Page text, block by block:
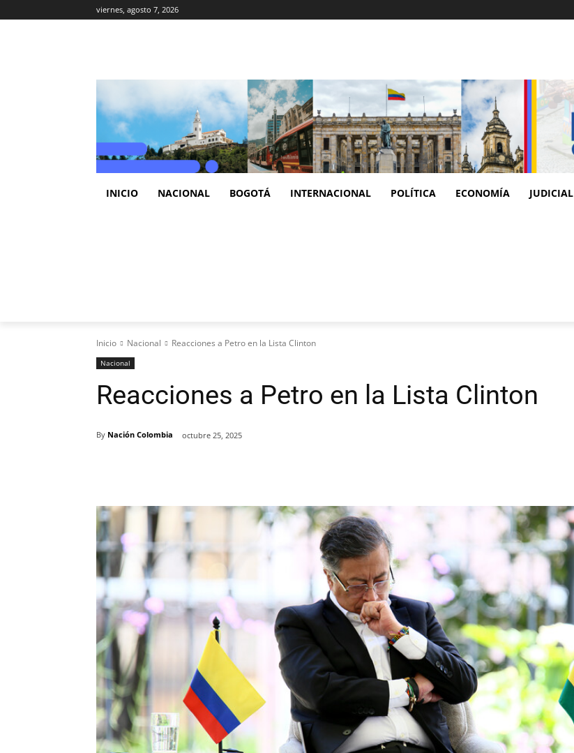
viernes, agosto 7, 2026
INICIO NACIONAL BOGOTÁ INTERNACIONAL POLÍTICA ECONOMÍA JUDICIAL
Inicio Nacional Reacciones a Petro en la Lista Clinton
Nacional
Reacciones a Petro en la Lista Clinton
By Nación Colombia octubre 25, 2025